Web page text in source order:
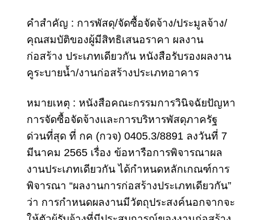
คําสําคัญ : การพัสดุ/จัดซื้อจัดจ้าง/ประมูลจ้าง/
คุณสมบัติของผู้มีสิทธิเสนอราคา ผลงาน
ก่อสร้าง ประเภทเดียวกัน หนังสือรับรองผลงาน
คูระบายน้ำ/งานก่อสร้างประเภทอาคาร
หมายเหตุ : หนังสือคณะกรรมการวินิจฉัยปัญหา
การจัดซื้อจัดจ้างและการบริหารพัสดุภาครัฐ
ด่วนที่สุด ที่ กค (กวจ) 0405.3/8891 ลงวันที่ 7
มีนาคม 2565 เรื่อง ข้อหารือการพิจารณาผล
งานประเภทเดียวกัน ได้กําหนดหลักเกณฑ์การ
พิจารณา “ผลงานการก่อสร้างประเภทเดียวกัน”
ว่า การกําหนดผลงานมีวัตถุประสงค์นอกจากจะ